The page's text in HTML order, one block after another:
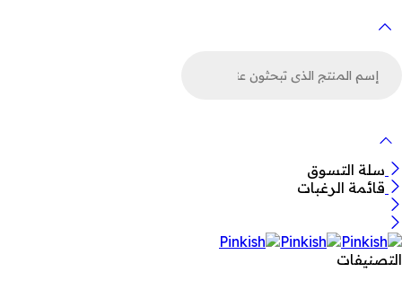
سلة التسوق
قائمة الرغبات
التصنيفات